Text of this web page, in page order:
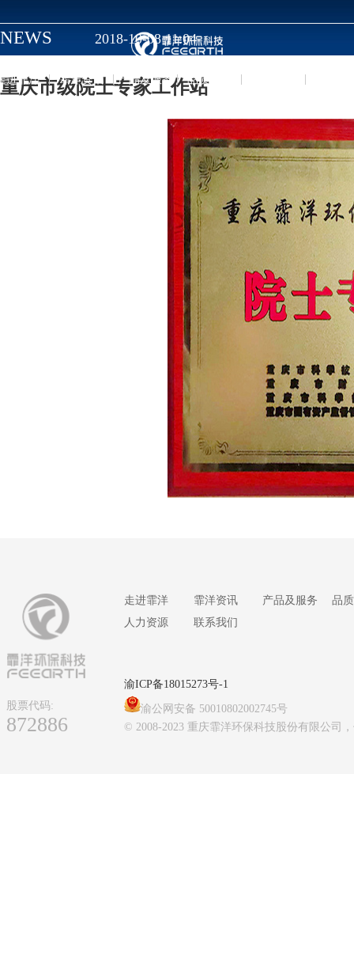
进霏洋 霏洋资讯 产品及服务 品质保障
NEWS 2018-10-08 11:04
重庆市级院士专家工作站
股票代码:
872886
走进霏洋 霏洋资讯 产品及服务
品
人力资源
联系我们
渝ICP备18015273号-1
渝公网安备 50010802002745号
© 2008-2023 重庆霏洋环保科技股份有限公司